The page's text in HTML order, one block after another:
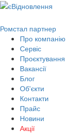
Ромстал партнер
Про компанію
Сервіс
Проєктування
Вакансії
Блог
Об'єкти
Контакти
Прайс
Новини
Акції